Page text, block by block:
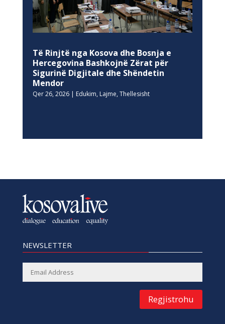
Të Rinjtë nga Kosova dhe Bosnja e
Hercegovina Bashkojnë Zërat për
Sigurinë Digjitale dhe Shëndetin
Mendor
Qer 26, 2026| Edukim, Lajme, Thellesisht
NEWSLETTER
Regjistrohu